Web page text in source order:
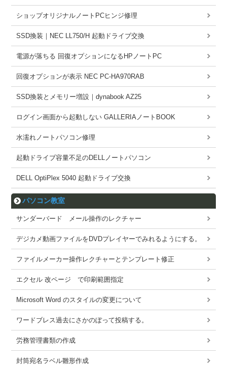
ショップオリジナルノートPCヒンジ修理
SSD換装｜NEC LL750/H 起動ドライブ交換
電源が落ちる 回復オプションになるHPノートPC
回復オプションが表示 NEC PC-HA970RAB
SSD換装とメモリー増設｜dynabook AZ25
ログイン画面から起動しない GALLERIAノートBOOK
水濡れノートパソコン修理
起動ドライブ容量不足のDELLノートパソコン
DELL OptiPlex 5040 起動ドライブ交換
パソコン教室
サンダーバード メール操作のレクチャー
デジカメ動画ファイルをDVDプレイヤーでみれるようにする。
ファイルメーカー操作レクチャーとテンプレート修正
エクセル 改ページ で印刷範囲指定
Microsoft Word のスタイルの変更について
ワードブレス過去にさかのぼって投稿する。
労務管理書類の作成
封筒宛名ラベル雛形作成